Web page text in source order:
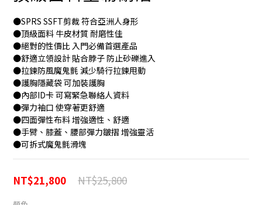
●SPRS SSFT剪裁 符合亞洲人身形
●頂級面料 牛皮材質 耐磨性佳
●絕對的性價比 入門必備首選產品
●舒適立領設計 貼合脖子 防止砂礫進入
●拉鍊防風魔鬼氈 減少騎行拉鍊甩動
●護胸隱藏袋 可加裝護胸
●內部ID卡 可寫緊急聯絡人資料
●彈力袖口 使穿著更舒適
●四面彈性布料 增強適性、舒適
●手臂、膝蓋、腰部彈力皺摺 增強靈活
●可拆式魔鬼氈滑塊
NT$25,800
NT$21,800